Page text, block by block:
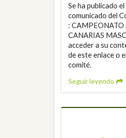
Se ha publicado
comunicado del
:
CANARIAS
acceder a su
de este enlace o
comité.
Seguir leyendo